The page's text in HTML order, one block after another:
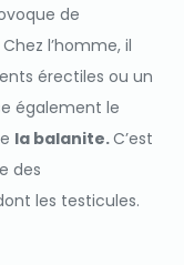
de
l’homme, il
érectiles ou un
également le
la balanite.C’est
des
les testicules.